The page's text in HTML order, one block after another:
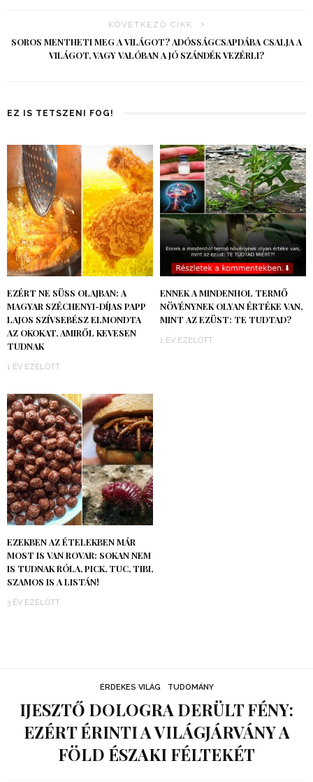
KÖVETKEZŐ CIKK
SOROS MENTHETI MEG A VILÁGOT? ADÓSSÁGCSAPDÁBA CSALJA A
VILÁGOT, VAGY VALÓBAN A JÓ SZÁNDÉK VEZÉRLI?
EZ IS TETSZENI FOG!
EZÉRT NE SÜSS OLAJBAN: A
MAGYAR SZÉCHENYI-DÍJAS PAPP
LAJOS SZÍVSEBÉSZ ELMONDTA
AZ OKOKAT, AMIRŐL KEVESEN
TUDNAK
1 ÉV EZELŐTT
ENNEK A MINDENHOL TERMŐ
NÖVÉNYNEK OLYAN ÉRTÉKE VAN,
MINT AZ EZÜST: TE TUDTAD?
1 ÉV EZELŐTT
EZEKBEN AZ ÉTELEKBEN MÁR
MOST IS VAN ROVAR: SOKAN NEM
IS TUDNAK RÓLA, PICK, TUC, TIBI,
SZAMOS IS A LISTÁN!
3 ÉV EZELŐTT
ÉRDEKES VILÁG TUDOMÁNY
IJESZTŐ DOLOGRA DERÜLT FÉNY:
EZÉRT ÉRINTI A VILÁGJÁRVÁNY A
FÖLD ÉSZAKI FÉLTEKÉT